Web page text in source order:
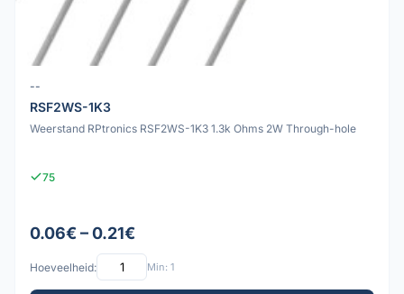
--
RSF2WS-1K3
Weerstand RPtronics RSF2WS-1K3 1.3k Ohms 2W Through-hole
75
0.06€ – 0.21€
Hoeveelheid: Min: 1